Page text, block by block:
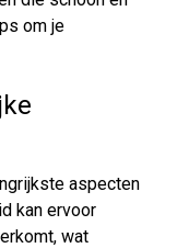
om je
aspecten
kan ervoor
wat